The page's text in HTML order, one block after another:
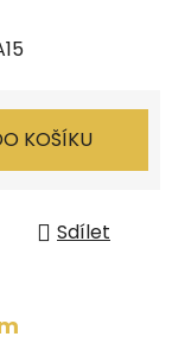
KOŠÍKU
Sdílet